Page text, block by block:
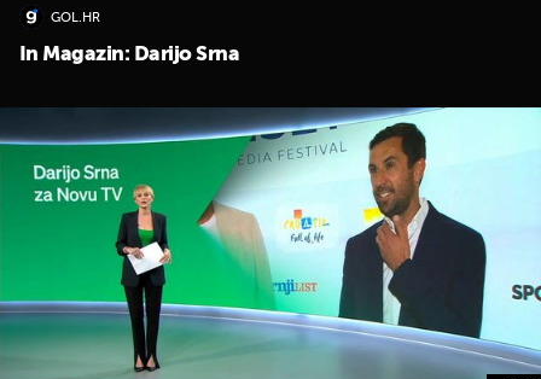
GOL.HR
In Magazin: Darijo Srna